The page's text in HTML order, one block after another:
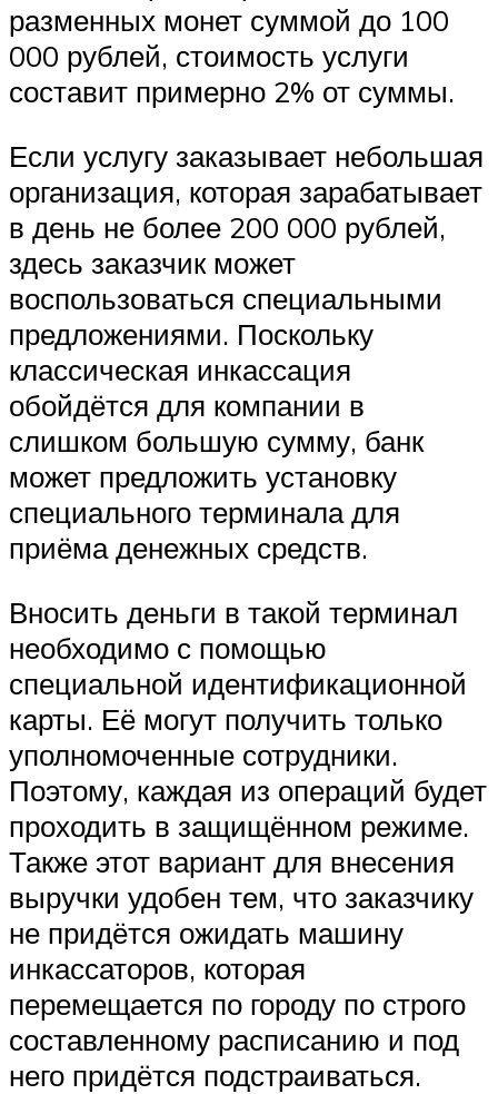
разменных монет суммой до 100
000 рублей, стоимость услуги
составит примерно 2% от суммы.
Если услугу заказывает небольшая
организация, которая зарабатывает
в день не более 200 000 рублей,
здесь заказчик может
воспользоваться специальными
предложениями. Поскольку
классическая инкассация
обойдётся для компании в
слишком большую сумму, банк
может предложить установку
специального терминала для
приёма денежных средств.
Вносить деньги в такой терминал
необходимо с помощью
специальной идентификационной
карты. Её могут получить только
уполномоченные сотрудники.
Поэтому, каждая из операций будет
проходить в защищённом режиме.
Также этот вариант для внесения
выручки удобен тем, что заказчику
не придётся ожидать машину
инкассаторов, которая
перемещается по городу по строго
составленному расписанию и под
него придётся подстраиваться.